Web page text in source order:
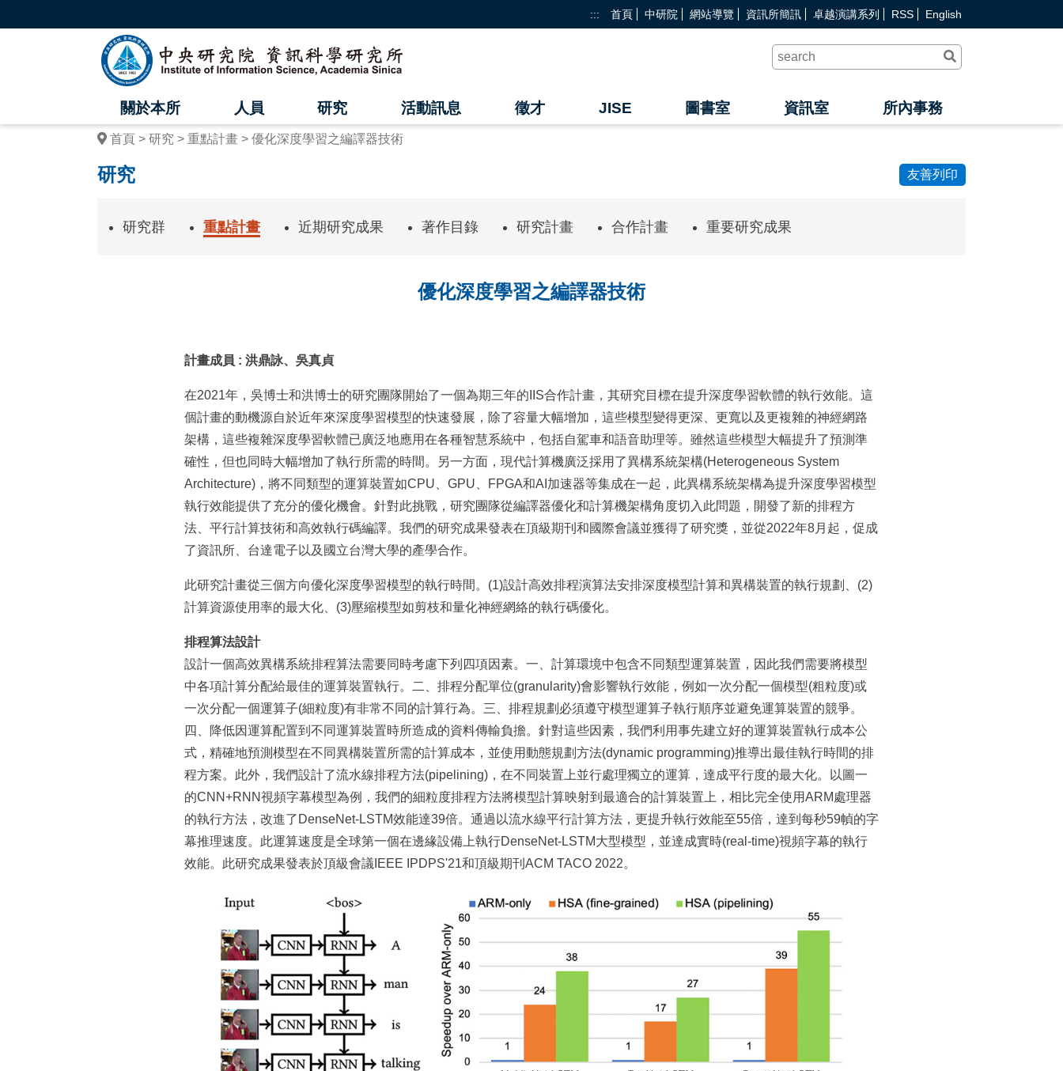
::: 首頁 中研院 網站導覽 資訊所簡訊 卓越演講系列 RSS English
中
央
研
究
資
出
關於本所 人員 研究 活動訊息 徵才 JISE 圖書室 資訊室 所內事務
首頁 研究 重點計畫 優化深度學習之編譯器技術
研究 友善列印
研究群 重點計畫 近期研究成果 著作目錄 研究計畫 合作計畫 重要研究成果
優化深度學習之編譯器技術
計畫成員 : 洪鼎詠、吳真貞
在2021年，吳博士和洪博士的研究團隊開始了一個為期三年的IIS合作計畫，其研究目標在提升深度學習軟體的執行效能。這
個計畫的動機源自於近年來深度學習模型的快速發展，除了容量大幅增加，這些模型變得更深、更寬以及更複雜的神經網路
架構，這些複雜深度學習軟體已廣泛地應用在各種智慧系統中，包括自駕車和語音助理等。雖然這些模型大幅提升了預測準
確性，但也同時大幅增加了執行所需的時間。另一方面，現代計算機廣泛採用了異構系統架構(Heterogeneous System
Architecture)，將不同類型的運算裝置如CPU、GPU、FPGA和AI加速器等集成在一起，此異構系統架構為提升深度學習模型
執行效能提供了充分的優化機會。針對此挑戰，研究團隊從編譯器優化和計算機架構角度切入此問題，開發了新的排程方
法、平行計算技術和高效執行碼編譯。我們的研究成果發表在頂級期刊和國際會議並獲得了研究獎，並從2022年8月起，促成
了資訊所、台達電子以及國立台灣大學的產學合作。
此研究計畫從三個方向優化深度學習模型的執行時間。(1)設計高效排程演算法安排深度模型計算和異構裝置的執行規劃、(2)
計算資源使用率的最大化、(3)壓縮模型如剪枝和量化神經網絡的執行碼優化。
排程算法設計
設計一個高效異構系統排程算法需要同時考慮下列四項因素。一、計算環境中包含不同類型運算裝置，因此我們需要將模型
中各項計算分配給最佳的運算裝置執行。二、排程分配單位(granularity)會影響執行效能，例如一次分配一個模型(粗粒度)或
一次分配一個運算子(細粒度)有非常不同的計算行為。三、排程規劃必須遵守模型運算子執行順序並避免運算裝置的競爭。
四、降低因運算配置到不同運算裝置時所造成的資料傳輸負擔。針對這些因素，我們利用事先建立好的運算裝置執行成本公
式，精確地預測模型在不同異構裝置所需的計算成本，並使用動態規劃方法(dynamic programming)推導出最佳執行時間的排
程方案。此外，我們設計了流水線排程方法(pipelining)，在不同裝置上並行處理獨立的運算，達成平行度的最大化。以圖一
的CNN+RNN視頻字幕模型為例，我們的細粒度排程方法將模型計算映射到最適合的計算裝置上，相比完全使用ARM處理器
的執行方法，改進了DenseNet-LSTM效能達39倍。通過以流水線平行計算方法，更提升執行效能至55倍，達到每秒59幀的字
幕推理速度。此運算速度是全球第一個在邊緣設備上執行DenseNet-LSTM大型模型，並達成實時(real-time)視頻字幕的執行
效能。此研究成果發表於頂級會議IEEE IPDPS'21和頂級期刊ACM TACO 2022。